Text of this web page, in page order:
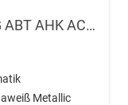
1.5 eTSI 110 kW Kombi ST DSG ABT AHK ACC LED
Metallic